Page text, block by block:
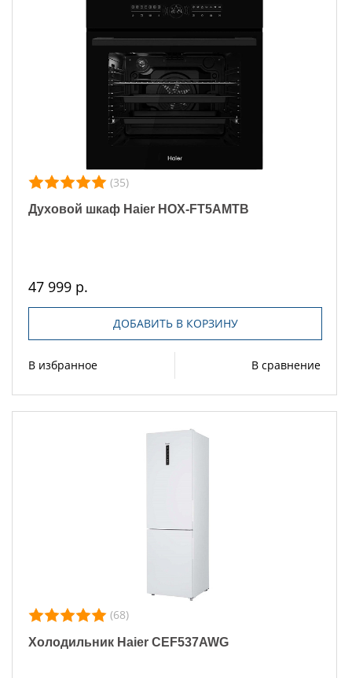
(35)
Духовой шкаф Haier HOX-FT5AMTB
47 999 р.
ДОБАВИТЬ В КОРЗИНУ
В избранное В сравнение
(68)
Холодильник Haier CEF537AWG